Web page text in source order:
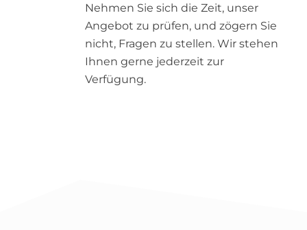
Nehmen Sie sich die Zeit, unser
Angebot zu prüfen, und zögern Sie
nicht, Fragen zu stellen. Wir stehen
Ihnen gerne jederzeit zur
Verfügung.